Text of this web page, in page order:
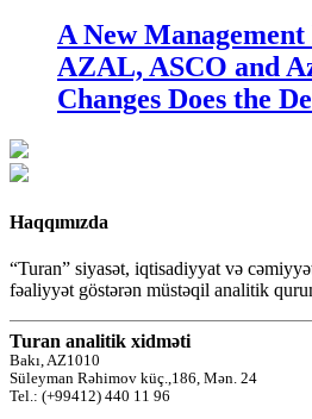
A New
AZAL, ASCO and
Changes Does the
Haqqımızda
“Turan” siyasət, iqtisadiyyat və
fəaliyyət göstərən müstəqil analitik
Turan analitik xidməti
Bakı, AZ1010
Süleyman Rəhimov küç.,186, Mən. 24
Tel.: (+99412) 440 11 96